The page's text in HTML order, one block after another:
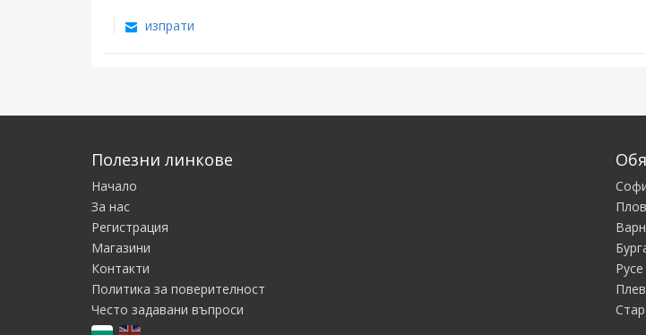
изпрати
Полезни линкове
Начало
За нас
Регистрация
Магазини
Контакти
Политика за поверителност
Често задавани въпроси
Русе